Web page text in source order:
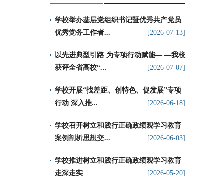
学校举办基层党组织书记暨优秀共产党员
优秀党务工作者...
[2026-07-13]
以先进典型引路 为专项行动赋能— —我校
获评全省高校“...
[2026-07-07]
​学校开展“找差距、创特色、促发展”专项
行动 深入推...
[2026-06-18]
学校召开树立和践行正确政绩观学习教育
案例剖析思想交...
[2026-06-03]
学校推进树立和践行正确政绩观学习教育
走深走实
[2026-05-20]